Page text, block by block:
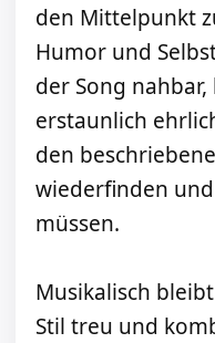
den Mittelpunkt
Humor und
der Song
erstaunlich
den
wiederfinden
müssen.
Musikalisch
Stil treu und